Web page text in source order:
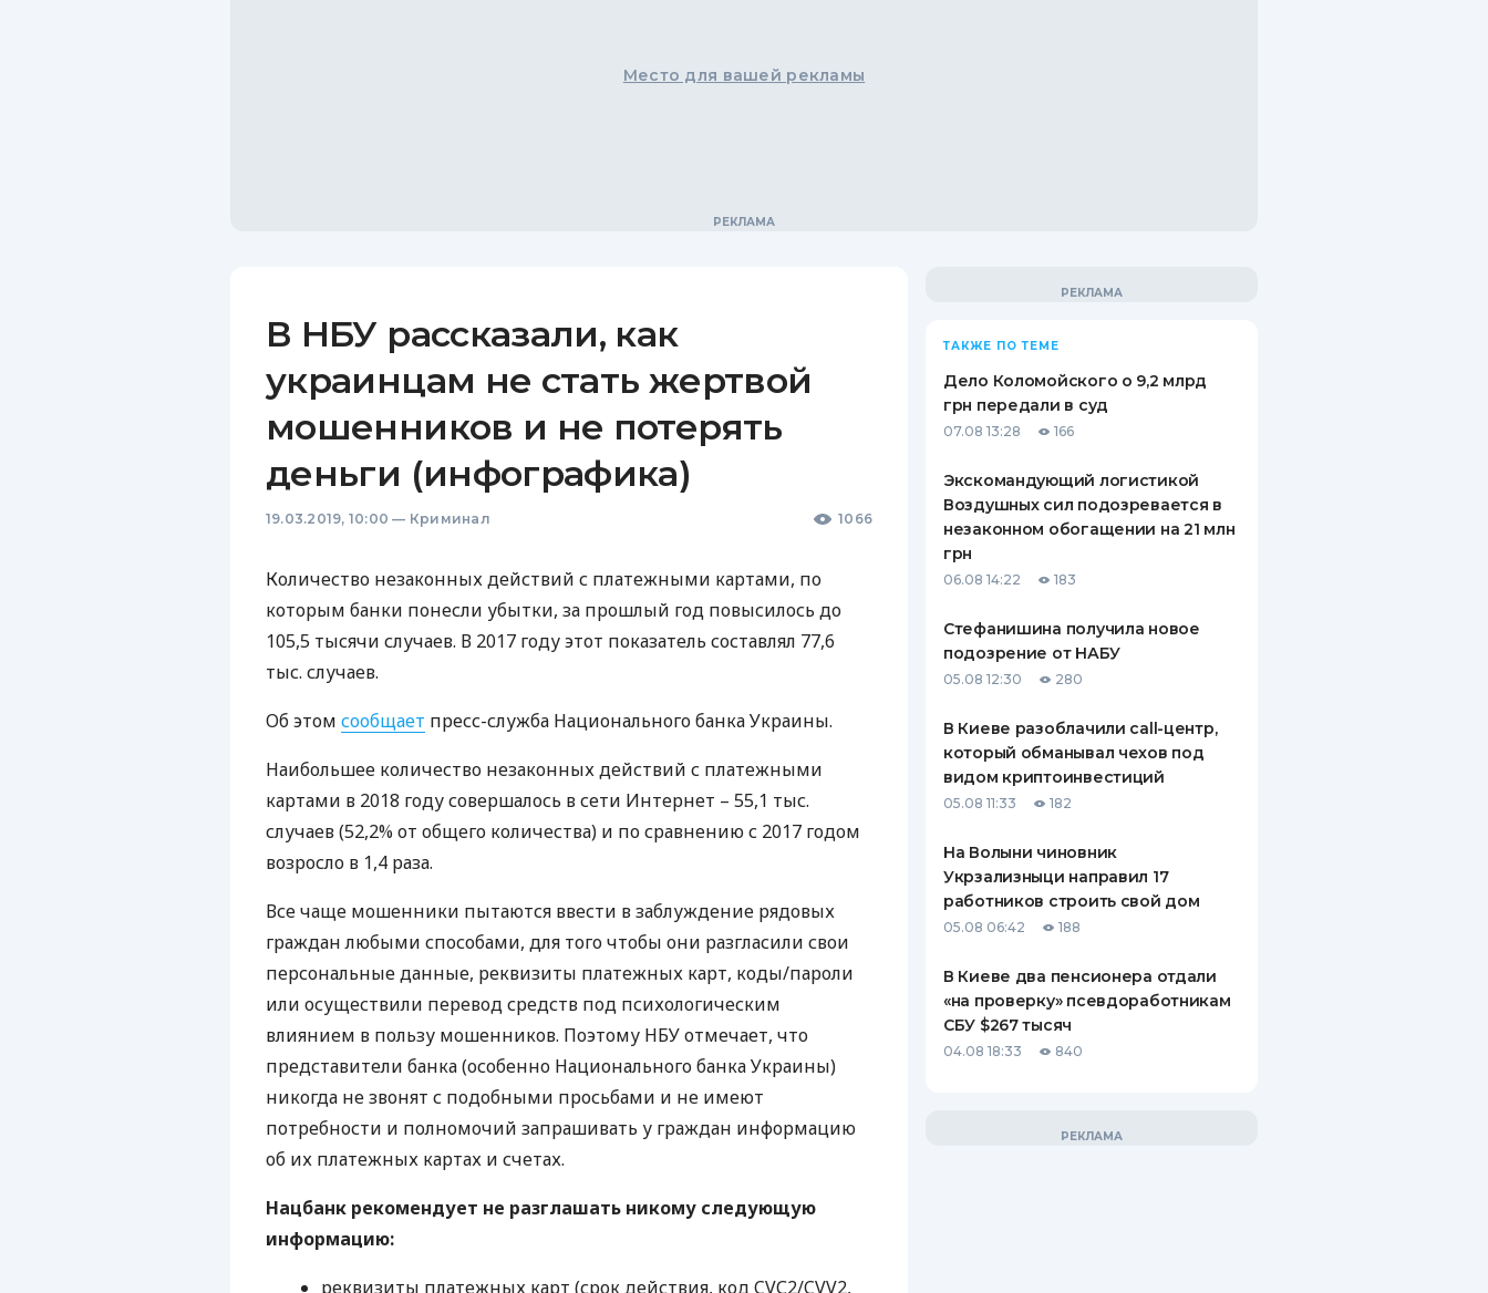
Место для вашей рекламы
В НБУ рассказали, как
украинцам не стать жертвой
мошенников и не потерять
деньги (инфографика)
19.03.2019, 10:00 — Криминал 1066
Количество незаконных действий с платежными картами, по
которым банки понесли убытки, за прошлый год повысилось до
105,5 тысячи случаев. В 2017 году этот показатель составлял 77,6
тыс. случаев.
Об этом сообщает пресс-служба Национального банка Украины.
Наибольшее количество незаконных действий с платежными
картами в 2018 году совершалось в сети Интернет – 55,1 тыс.
случаев (52,2% от общего количества) и по сравнению с 2017 годом
возросло в 1,4 раза.
Все чаще мошенники пытаются ввести в заблуждение рядовых
граждан любыми способами, для того чтобы они разгласили свои
персональные данные, реквизиты платежных карт, коды/пароли
или осуществили перевод средств под психологическим
влиянием в пользу мошенников. Поэтому НБУотмечает, что
представители банка (особенно Национального банка Украины)
никогда не звонят с подобными просьбами и не имеют
потребности и полномочий запрашивать у граждан информацию
об их платежных картах и счетах.
Нацбанк рекомендует не разглашать никому следующую
информацию:
реквизиты платежных карт (срок действия, код CVС2/CVV2,
ТАКЖЕ ПО ТЕМЕ
Дело Коломойского о 9,2 млрд
грн передали в суд
07.08 13:28 166
Экскомандующий логистикой
Воздушных сил подозревается в
незаконном обогащении на 21 млн
грн
06.08 14:22 183
Стефанишина получила новое
подозрение от НАБУ
05.08 12:30 280
В Киеве разоблачили call-центр,
который обманывал чехов под
видом криптоинвестиций
05.08 11:33 182
На Волыни чиновник
Укрзализныци направил 17
работников строить свой дом
05.08 06:42 188
В Киеве два пенсионера отдали
«на проверку» псевдоработникам
СБУ $267 тысяч
04.08 18:33 840